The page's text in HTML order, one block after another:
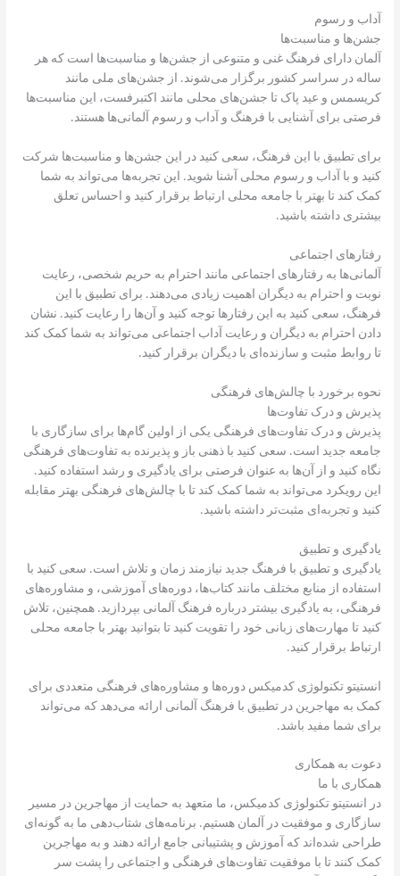
آداب و رسوم
جشن‌ها و مناسبت‌ها
آلمان دارای فرهنگ غنی و متنوعی از جشن‌ها و مناسبت‌ها است که هر
ساله در سراسر کشور برگزار می‌شوند. از جشن‌های ملی مانند
کریسمس و عید پاک تا جشن‌های محلی مانند اکتبرفست، این مناسبت‌ها
فرصتی برای آشنایی با فرهنگ و آداب و رسوم آلمانی‌ها هستند.
برای تطبیق با این فرهنگ، سعی کنید در این جشن‌ها و مناسبت‌ها شرکت
کنید و با آداب و رسوم محلی آشنا شوید. این تجربه‌ها می‌تواند به شما
کمک کند تا بهتر با جامعه محلی ارتباط برقرار کنید و احساس تعلق
بیشتری داشته باشید.
رفتارهای اجتماعی
آلمانی‌ها به رفتارهای اجتماعی مانند احترام به حریم شخصی، رعایت
نوبت و احترام به دیگران اهمیت زیادی می‌دهند. برای تطبیق با این
فرهنگ، سعی کنید به این رفتارها توجه کنید و آن‌ها را رعایت کنید. نشان
دادن احترام به دیگران و رعایت آداب اجتماعی می‌تواند به شما کمک کند
تا روابط مثبت و سازنده‌ای با دیگران برقرار کنید.
نحوه برخورد با چالش‌های فرهنگی
پذیرش و درک تفاوت‌ها
پذیرش و درک تفاوت‌های فرهنگی یکی از اولین گام‌ها برای سازگاری با
جامعه جدید است. سعی کنید با ذهنی باز و پذیرنده به تفاوت‌های فرهنگی
نگاه کنید و از آن‌ها به عنوان فرصتی برای یادگیری و رشد استفاده کنید.
این رویکرد می‌تواند به شما کمک کند تا با چالش‌های فرهنگی بهتر مقابله
کنید و تجربه‌ای مثبت‌تر داشته باشید.
یادگیری و تطبیق
یادگیری و تطبیق با فرهنگ جدید نیازمند زمان و تلاش است. سعی کنید با
استفاده از منابع مختلف مانند کتاب‌ها، دوره‌های آموزشی، و مشاوره‌های
فرهنگی، به یادگیری بیشتر درباره فرهنگ آلمانی بپردازید. همچنین، تلاش
کنید تا مهارت‌های زبانی خود را تقویت کنید تا بتوانید بهتر با جامعه محلی
ارتباط برقرار کنید.
انستیتو تکنولوژی کدمیکس دوره‌ها و مشاوره‌های فرهنگی متعددی برای
کمک به مهاجرین در تطبیق با فرهنگ آلمانی ارائه می‌دهد که می‌تواند
برای شما مفید باشد.
دعوت به همکاری
همکاری با ما
در انستیتو تکنولوژی کدمیکس، ما متعهد به حمایت از مهاجرین در مسیر
سازگاری و موفقیت در آلمان هستیم. برنامه‌های شتاب‌دهی ما به گونه‌ای
طراحی شده‌اند که آموزش و پشتیبانی جامع ارائه دهند و به مهاجرین
کمک کنند تا با موفقیت تفاوت‌های فرهنگی و اجتماعی را پشت سر